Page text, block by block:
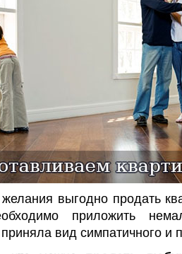
выгодно продать
приложить
вид симпатичного и